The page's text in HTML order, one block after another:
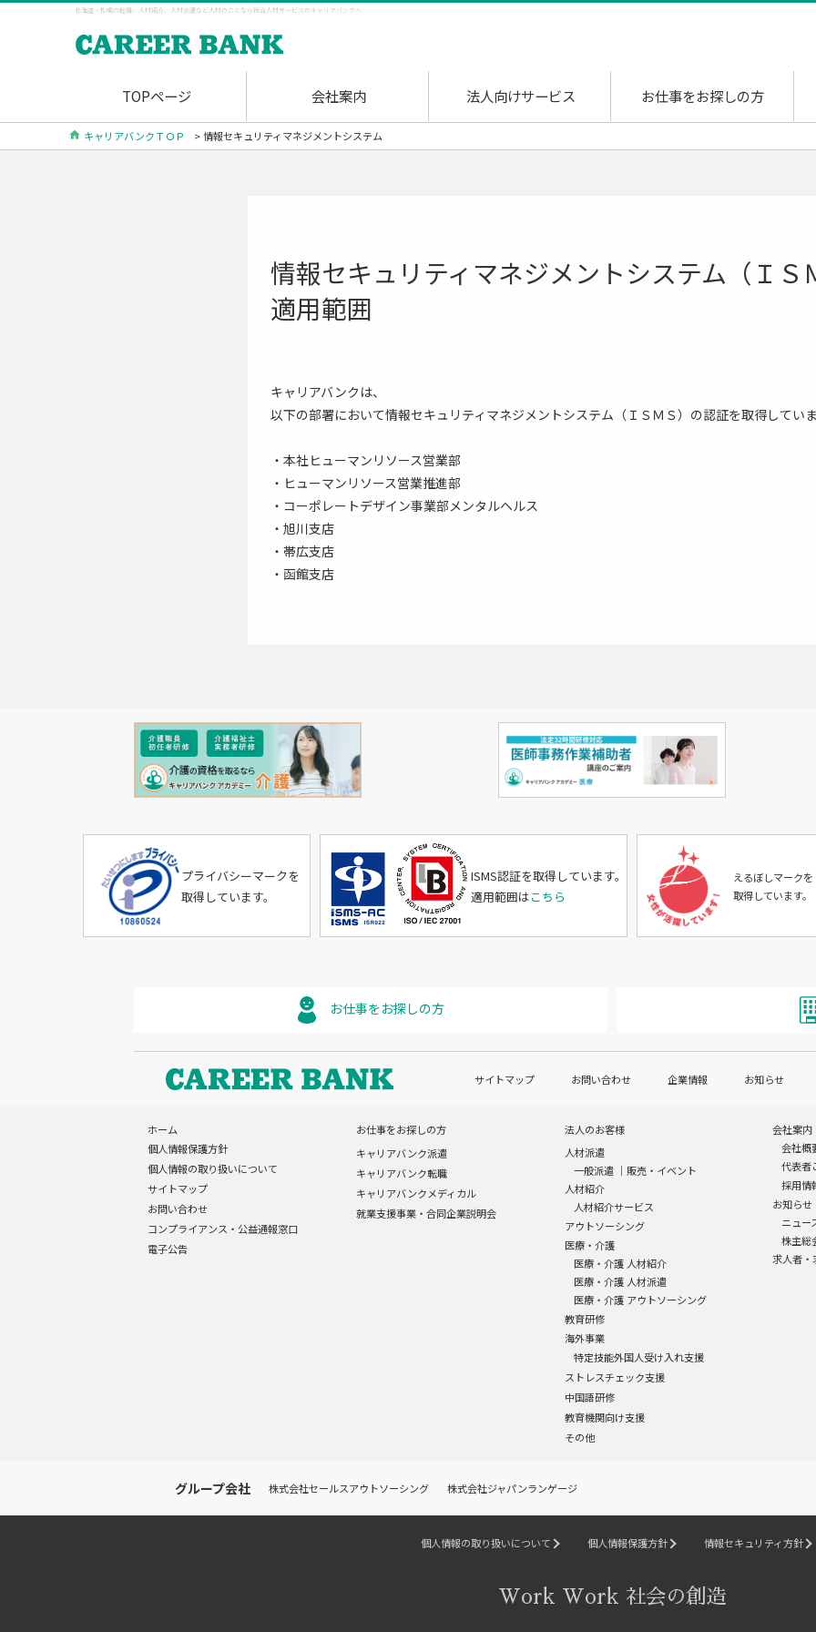
北海道・札幌の転職、人材紹介、人材派遣など人材のことなら総合人材サービスのキャリアバンクへ
TOPページ 会社案内 法人向けサービス お仕事をお探しの方
キャリアバンクＴＯＰ > 情報セキュリティマネジメントシステム
情報セキュリティマネジメントシステム（ＩＳ
適用範囲
キャリアバンクは、
以下の部署において情報セキュリティマネジメントシステム（ＩＳＭＳ）の認証を取得してい
・本社ヒューマンリソース営業部
・ヒューマンリソース営業推進部
・コーポレートデザイン事業部メンタルヘルス
・旭川支店
・帯広支店
・函館支店
プライバシーマークを
取得しています。
ISMS認証を取得しています。
適用範囲はこちら
えるぼしマークを
取得しています。
お仕事をお探しの方
サイトマップ お問い合わせ 企業情報 お知らせ
ホーム
個人情報保護方針
個人情報の取り扱いについて
サイトマップ
お問い合わせ
コンプライアンス・公益通報窓口
電子公告
お仕事をお探しの方
キャリアバンク派遣
キャリアバンク転職
キャリアバンクメディカル
就業支援事業・合同企業説明会
法人のお客様
人材派遣
一般派遣｜ 販売・イベント
人材紹介
人材紹介サービス
アウトソーシング
医療・介護
医療・介護 人材紹介
医療・介護 人材派遣
医療・介護 アウトソーシング
教育研修
海外事業
特定技能外国人受け入れ支援
ストレスチェック支援
中国語研修
教育機関向け支援
その他
会社案内
会社概
代表者
採用情
お知らせ
ニュー
株主総
求人者・
グループ会社 株式会社セールスアウトソーシング 株式会社ジャパンランゲージ
個人情報の取り扱いについて 個人情報保護方針 情報セキュリティ方針
Work Work 社会の創造